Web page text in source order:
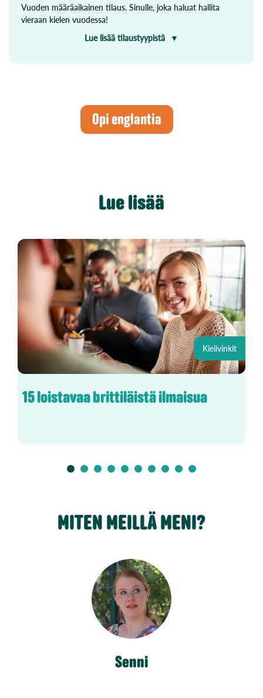
Vuoden määräaikainen tilaus. Sinulle, joka haluat hallita
vieraan kielen vuodessa!
Lue lisää tilaustyypistä
Tilauksen hinta veloitetaan kerran, jonka jälkeen voit
Opi englantia
Lue lisää
Kielivinkit
15 loistavaa brittiläistä ilmaisua
MITEN MEILLÄ MENI?
Senni